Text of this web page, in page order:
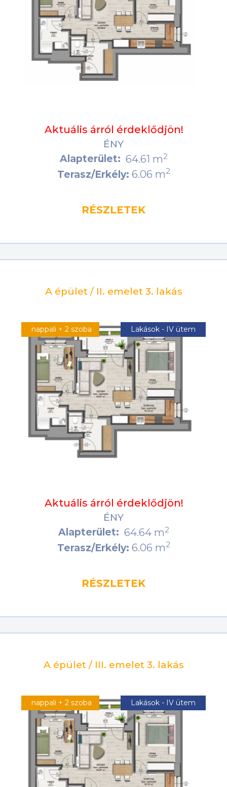
Aktuális árról érdeklődjön!
ÉNY
Alapterület: 64.61 m2
Terasz/Erkély: 6.06 m2
RÉSZLETEK
A épület / II. emelet 3. lakás
nappali + 2 szoba Lakások - IV ütem
Aktuális árról érdeklődjön!
ÉNY
Alapterület: 64.64 m2
Terasz/Erkély: 6.06 m2
RÉSZLETEK
A épület / III. emelet 3. lakás
nappali + 2 szoba Lakások - IV ütem